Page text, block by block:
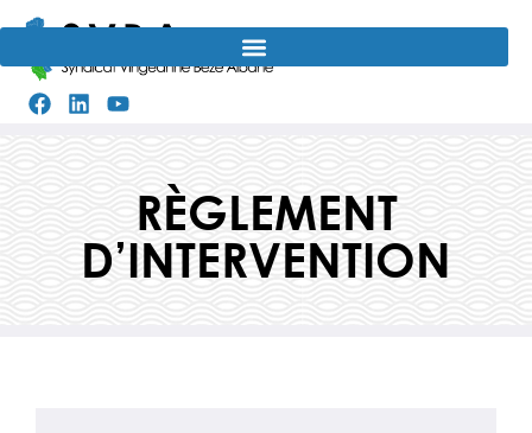
Aller
au
RÈGLEMENT
D’INTERVENTION